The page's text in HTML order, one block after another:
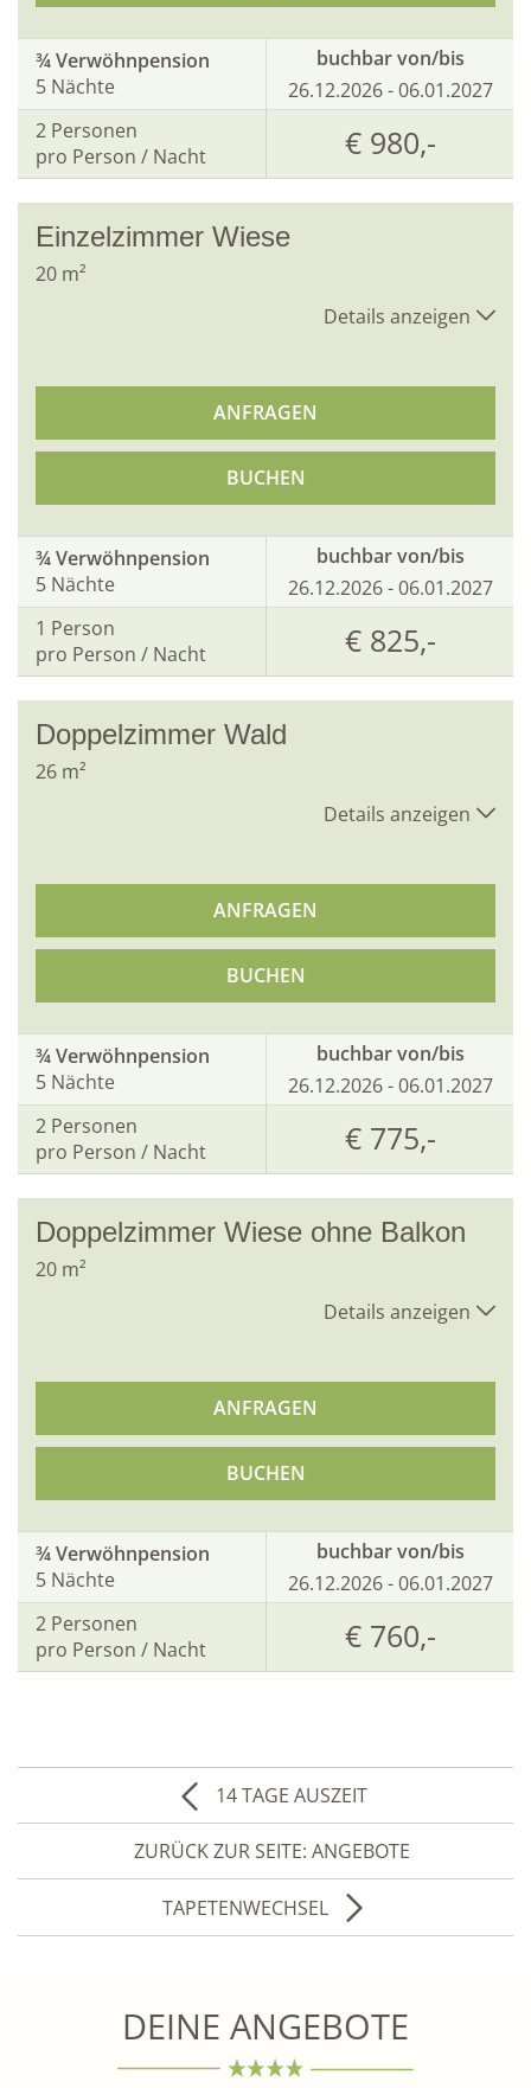
¾ Verwöhnpension
5 Nächte
buchbar von/bis
26.12.2026 - 06.01.2027
2 Personen
pro Person / Nacht
€ 980,-
Einzelzimmer Wiese
20 m²
Details anzeigen
ANFRAGEN
BUCHEN
¾ Verwöhnpension
5 Nächte
buchbar von/bis
26.12.2026 - 06.01.2027
1 Person
pro Person / Nacht
€ 825,-
Doppelzimmer Wald
26 m²
Details anzeigen
ANFRAGEN
BUCHEN
¾ Verwöhnpension
5 Nächte
buchbar von/bis
26.12.2026 - 06.01.2027
2 Personen
pro Person / Nacht
€ 775,-
Doppelzimmer Wiese ohne Balkon
20 m²
Details anzeigen
ANFRAGEN
BUCHEN
¾ Verwöhnpension
5 Nächte
buchbar von/bis
26.12.2026 - 06.01.2027
2 Personen
pro Person / Nacht
€ 760,-
14 TAGE AUSZEIT
ZURÜCK ZUR SEITE: ANGEBOTE
TAPETENWECHSEL
DEINE ANGEBOTE